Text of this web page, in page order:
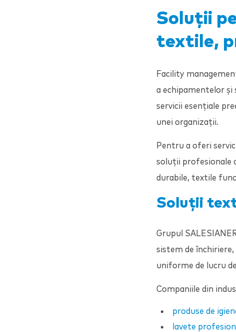
Soluții
textile,
Facility
a echipamentelor și
servicii esențiale
unei organizații.
Pentru a oferi
soluții profesionale
durabile, textile
Soluții
Grupul
sistem de
uniforme de lucru
Companiile din
produse de
lavete